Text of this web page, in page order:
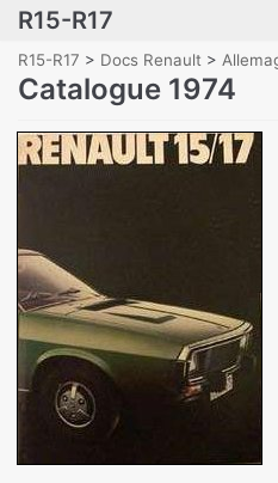
Skip
to
content
R15-R17
R15-R17 > Docs Renault >
Catalogue 1974